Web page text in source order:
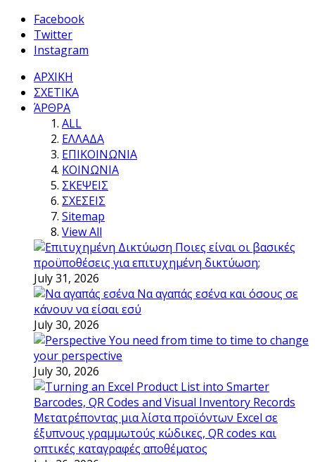
Facebook
Twitter
Instagram
ΑΡΧΙΚΗ
ΣΧΕΤΙΚΑ
ΆΡΘΡΑ
ALL
ΕΛΛΑΔΑ
ΕΠΙΚΟΙΝΩΝΙΑ
ΚΟΙΝΩΝΙΑ
ΣΚΕΨΕΙΣ
ΣΧΕΣΕΙΣ
Sitemap
View All
Ποιες είναι οι βασικές
προϋποθέσεις για επιτυχημένη δικτύωση;
July 31, 2026
Να αγαπάς εσένα και όσους σε
κάνουν να είσαι εσύ
July 30, 2026
You need from time to time to change
your perspective
July 30, 2026
Μετατρέποντας μια λίστα προϊόντων Excel σε
έξυπνους γραμμωτούς κώδικες, QR codes και
οπτικές καταγραφές αποθέματος